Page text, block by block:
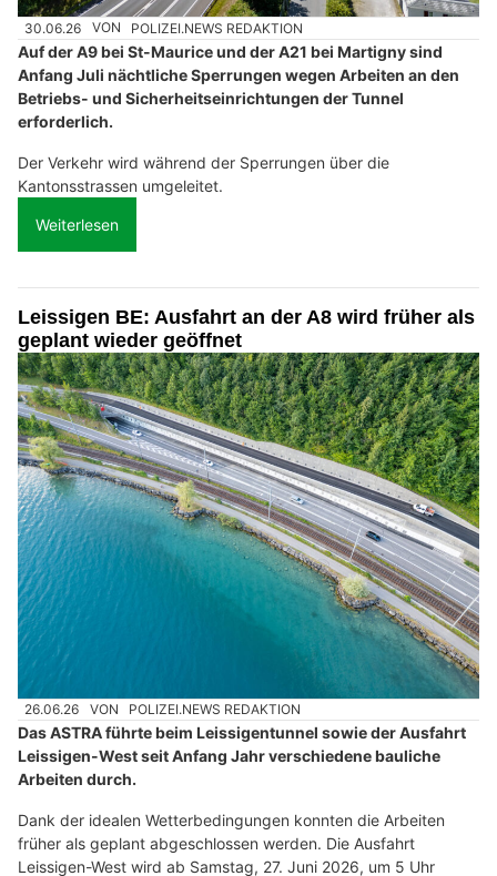
30.06.26 VON POLIZEI.NEWS REDAKTION
Auf der A9 bei St-Maurice und der A21 bei Martigny sind
Anfang Juli nächtliche Sperrungen wegen Arbeiten an den
Betriebs- und Sicherheitseinrichtungen der Tunnel
erforderlich.
Der Verkehr wird während der Sperrungen über die
Kantonsstrassen umgeleitet.
Weiterlesen
Leissigen BE: Ausfahrt an der A8 wird früher als
geplant wieder geöffnet
26.06.26 VON POLIZEI.NEWS REDAKTION
Das ASTRA führte beim Leissigentunnel sowie der Ausfahrt
Leissigen-West seit Anfang Jahr verschiedene bauliche
Arbeiten durch.
Dank der idealen Wetterbedingungen konnten die Arbeiten
früher als geplant abgeschlossen werden. Die Ausfahrt
Leissigen-West wird ab Samstag, 27. Juni 2026, um 5 Uhr